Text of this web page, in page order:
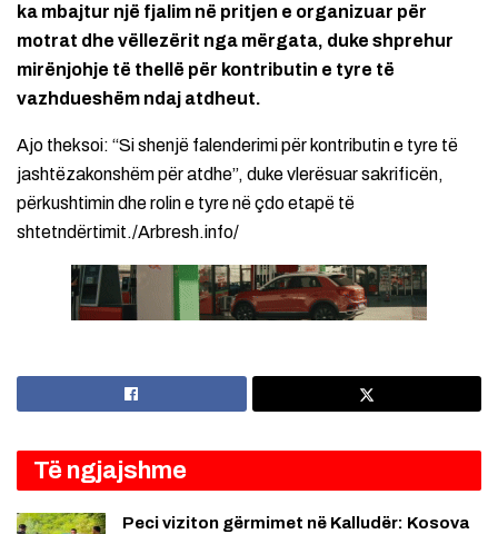
ka mbajtur një fjalim në pritjen e organizuar për
motrat dhe vëllezërit nga mërgata, duke shprehur
mirënjohje të thellë për kontributin e tyre të
vazhdueshëm ndaj atdheut.
Ajo theksoi: “Si shenjë falenderimi për kontributin e tyre të
jashtëzakonshëm për atdhe”, duke vlerësuar sakrificën,
përkushtimin dhe rolin e tyre në çdo etapë të
shtetndërtimit./Arbresh.info/
Të ngjajshme
Peci viziton gërmimet në Kalludër: Kosova